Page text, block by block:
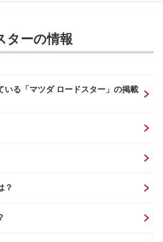
ターの情報
いる「マツダ ロードスター」の掲載
？